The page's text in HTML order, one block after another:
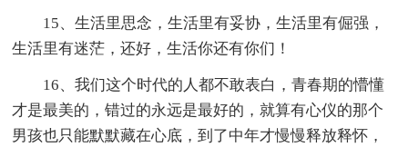
15、生活里思念，生活里有妥协，生活里有倔强，
生活里有迷茫，还好，生活你还有你们！
16、我们这个时代的人都不敢表白，青春期的懵懂
才是最美的，错过的永远是最好的，就算有心仪的那个
男孩也只能默默藏在心底，到了中年才慢慢释放释怀，